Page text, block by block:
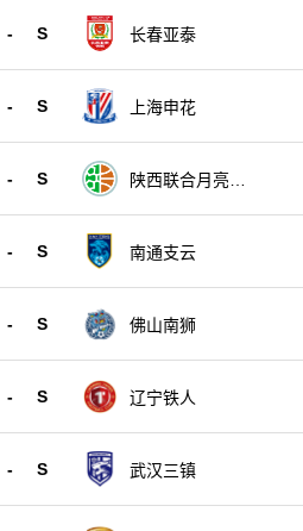
- S 长春亚泰
- S 上海申花
- S
陕西联合月亮泊
- S 南通支云
- S 佛山南狮
- S 辽宁铁人
- S 武汉三镇